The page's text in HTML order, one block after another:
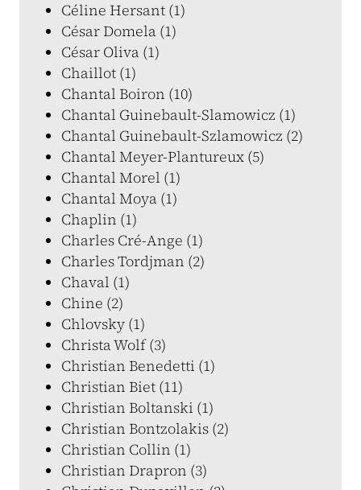
Céline Hersant (1)
César Domela (1)
César Oliva (1)
Chaillot (1)
Chantal Boiron (10)
Chantal Guinebault-Slamowicz (1)
Chantal Guinebault-Szlamowicz (2)
Chantal Meyer-Plantureux (5)
Chantal Morel (1)
Chantal Moya (1)
Chaplin (1)
Charles Cré-Ange (1)
Charles Tordjman (2)
Chaval (1)
Chine (2)
Chlovsky (1)
Christa Wolf (3)
Christian Benedetti (1)
Christian Biet (11)
Christian Boltanski (1)
Christian Bontzolakis (2)
Christian Collin (1)
Christian Drapron (3)